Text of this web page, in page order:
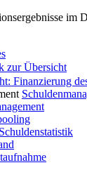
im
zur Übersicht
Finanzierung
Schuldenstatistik